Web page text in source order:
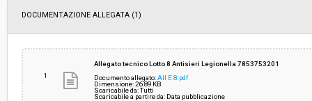
DOCUMENTAZIONE ALLEGATA (1)
1
Allegato tecnico Lotto 8 Antisieri Legionella 7853753201
Documento allegato:All E 8.pdf
Dimensione: 26.89 KB
Scaricabile da: Tutti
Scaricabile a partire da: Data pubblicazione